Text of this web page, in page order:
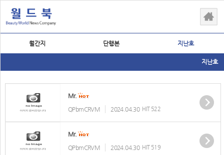
월간지 단행본 지난호
지난호
Mr.
QPbmCRVM
2024.04.30 HIT 522
Mr.
QPbmCRVM
2024.04.30 HIT 519